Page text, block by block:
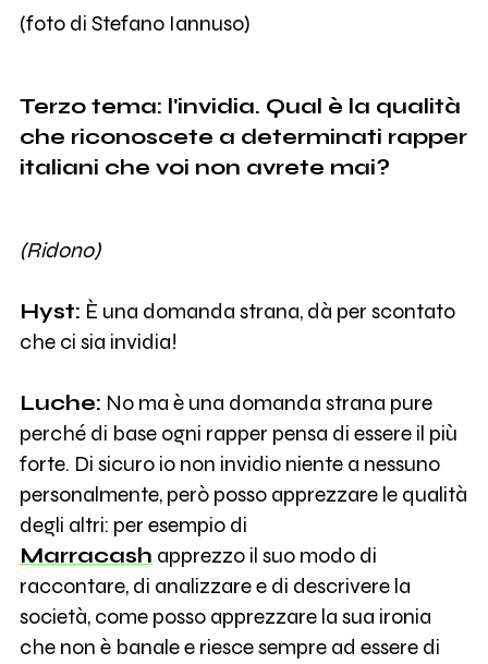
(foto di Stefano Iannuso)
Terzo tema: l'invidia. Qual è la qualità
che riconoscete a determinati rapper
italiani che voi non avrete mai?
(Ridono)
Hyst: È una domanda strana, dà per scontato
che ci sia invidia!
Luche: No ma è una domanda strana pure
perché di base ogni rapper pensa di essere il più
forte. Di sicuro io non invidio niente a nessuno
personalmente, però posso apprezzare le qualità
degli altri: per esempio di
Marracash apprezzo il suo modo di
raccontare, di analizzare e di descrivere la
società, come posso apprezzare la sua ironia
che non è banale e riesce sempre ad essere di